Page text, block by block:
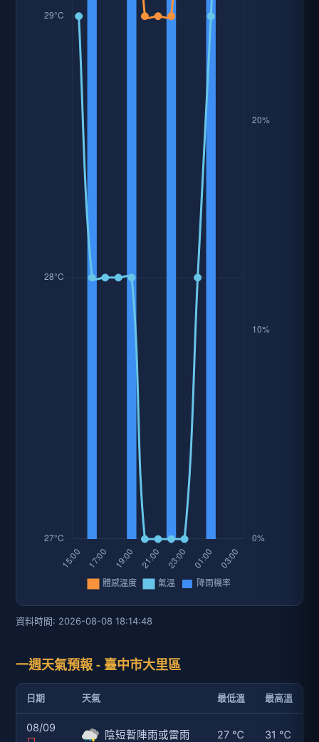
資料時間: 2026-08-08 18:14:48
一週天氣預報 - 臺中市大里區
日期 天氣 最低溫 最高溫
08/09
陰短暫陣雨或雷雨 27 ℃ 31 ℃